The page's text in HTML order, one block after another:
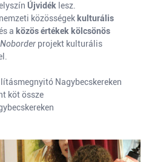
Újvidék lesz.
közösségek kulturális
a közös értékek kölcsönös
Noborder projekt kulturális
Nagybecskereken
köt össze